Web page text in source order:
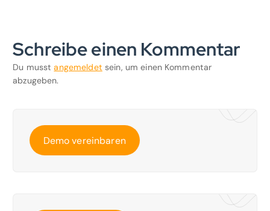
Schreibe einen Kommentar
Du musstangemeldet sein, um einen Kommentar
abzugeben.
Demo vereinbaren